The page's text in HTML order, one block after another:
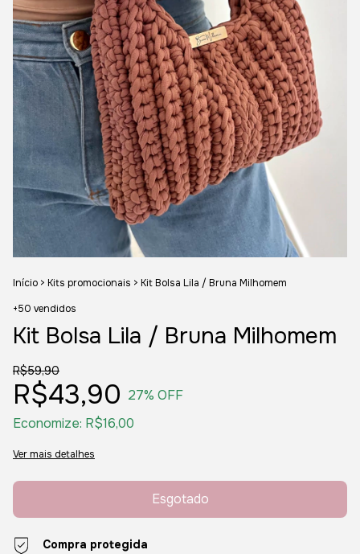
Início > Kits promocionais > Kit Bolsa Lila / Bruna Milhomem
+50 vendidos
Kit Bolsa Lila / Bruna Milhomem
R$59,90
R$43,90 27% OFF
Economize: R$16,00
Ver mais detalhes
Compra protegida